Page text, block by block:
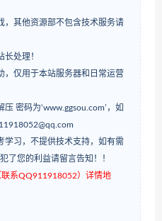
，其他资源部不包含技术服务请
处理！
，仅用于本站服务器和日常运营
密码为‘www.ggsou.com’，如
学习，不提供技术支持，如有需
了您的利益请留言告知！！
系QQ911918052）详情地